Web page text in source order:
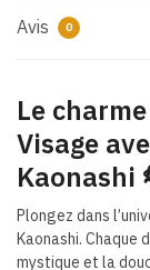
Avis 0
Le
Visage
Kaonashi
Plongez dans
Kaonashi. Chaque
mystique et la